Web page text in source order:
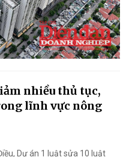
nhiều thủ tục,
lĩnh vực nông
Dự án 1 luật sửa 10 luật